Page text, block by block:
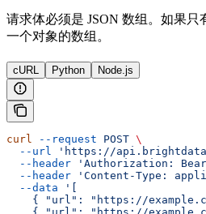
请求体必须是 JSON 数组。如果
一个对象的数组。
cURL Python Node.js
curl --request POST \
  --url
'https://
  --header
'Authorization:
  --header
'Content-Type:
  --data
'[
{ "url": "https://